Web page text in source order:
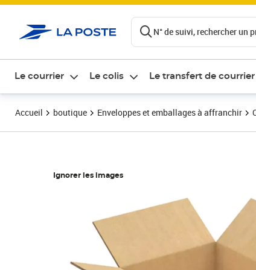
N° de suivi, rechercher un
Le courrier Le colis Le transfert de courrier
Accueil boutique Enveloppes et emballages à affranchir
Ignorer les images